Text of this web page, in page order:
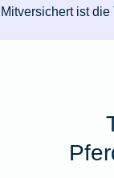
Mitversichert ist